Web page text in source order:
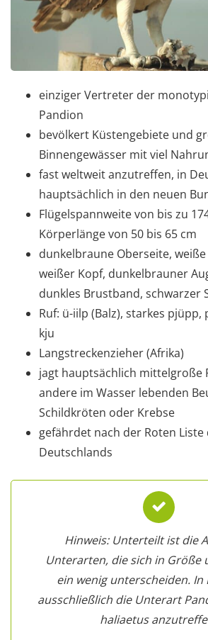
einziger Vertreter der
Pandion
bevölkert Küstengebiete und
Binnengewässer mit viel
fast weltweit anzutreffen, in
hauptsächlich in den neuen
Flügelspannweite von bis zu
Körperlänge von 50 bis 65 cm
dunkelbraune Oberseite,
weißer Kopf, dunkelbrauner
dunkles Brustband, schwarzer
Ruf: ü-iilp (Balz), starkes pjüpp,
kju
Langstreckenzieher (Afrika)
jagt hauptsächlich mittelgroße
andere im Wasser lebenden
Schildkröten oder Krebse
gefährdet nach der Roten
Deutschlands
Hinweis: Unterteilt ist die
Unterarten, die sich in Größe
ein wenig unterscheiden. In
ausschließlich die Unterart
haliaetus